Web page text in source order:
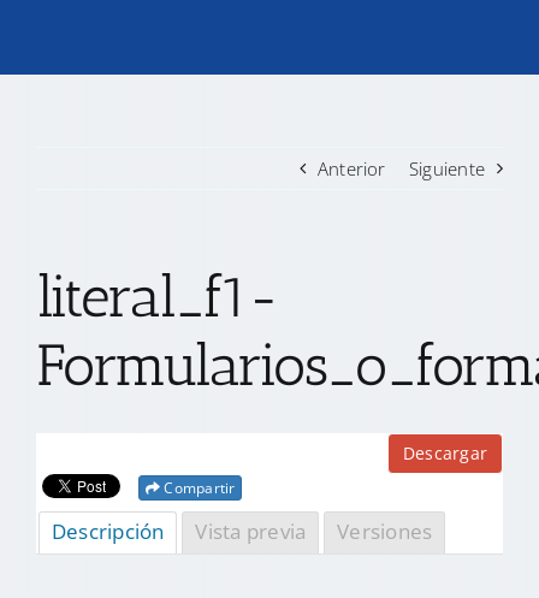
TRANSPARENCIA
CONTACTO
Anterior Siguiente
literal_f1-
Descargar
Compartir
Descripción Vista previa Versiones